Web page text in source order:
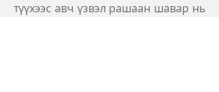
түүхээс авч үзвэл рашаан шавар нь